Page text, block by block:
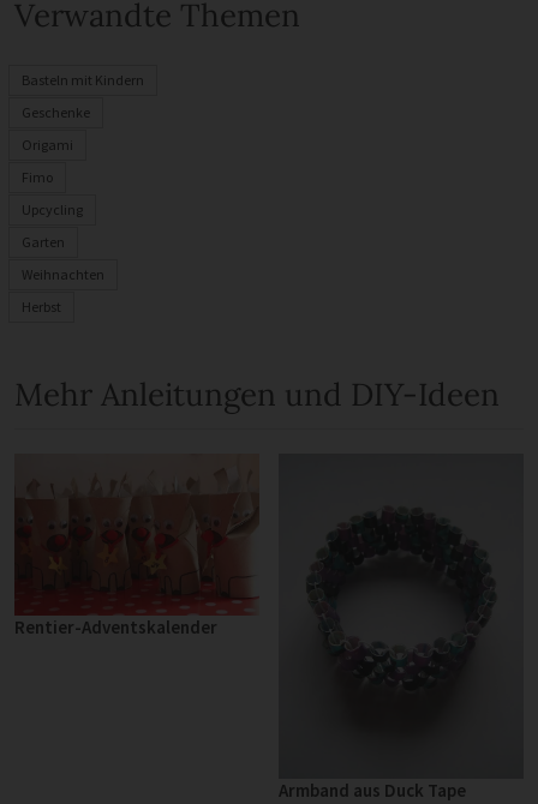
Verwandte Themen
Basteln mit Kindern
Geschenke
Origami
Fimo
Upcycling
Garten
Weihnachten
Herbst
Mehr Anleitungen und DIY-Ideen
Rentier-Adventskalender
Armband aus Duck Tape